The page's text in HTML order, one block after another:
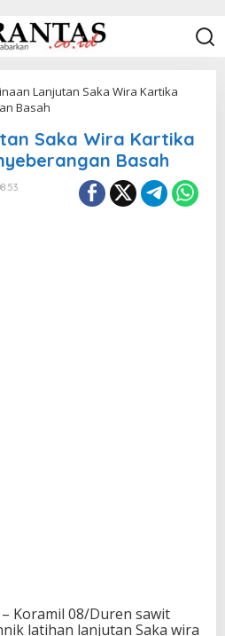
Lanjutan Saka Wira Kartika
Basah
Saka Wira Kartika
Basah
Koramil 08/Duren sawit
latihan lanjutan Saka wira